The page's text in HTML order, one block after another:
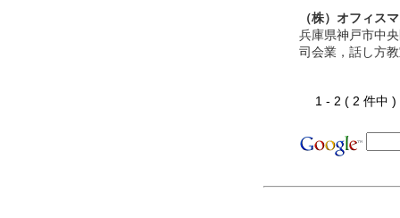
（株）オフィス
兵庫県神戸市中
司会業，話し方
1 - 2 ( 2 件